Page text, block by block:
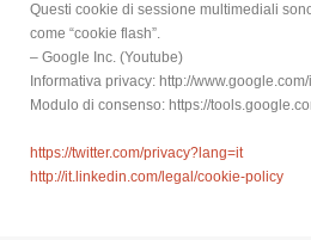
Questi cookie di sessione multimediali
come “cookie flash”.
– Google Inc. (Youtube)
Informativa privacy: http://
Modulo di consenso: https://
https://twitter.com/privacy?lang=it
http://it.linkedin.com/legal/cookie-policy